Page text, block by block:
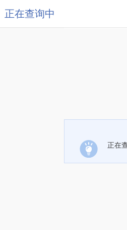
正在查询中
正在